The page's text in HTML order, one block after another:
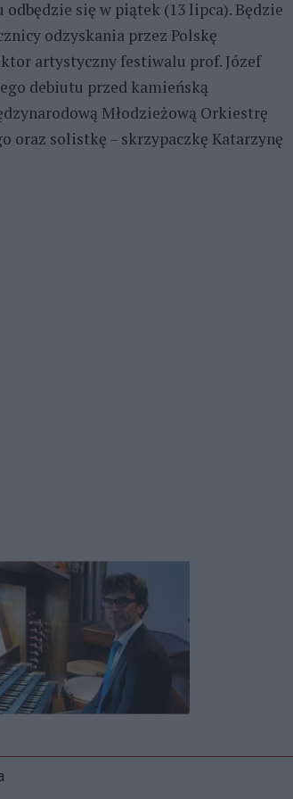
się w piątek (13 lipca). Będzie
odzyskania przez Polskę
artystyczny festiwalu prof. Józef
debiutu przed kamieńską
Młodzieżową Orkiestrę
oraz solistkę – skrzypaczkę Katarzynę